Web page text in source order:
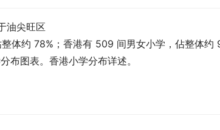
油尖旺区
整体约 78%；香港有 509 间男女小学，佔整体
布图表。香港小学分布详述。